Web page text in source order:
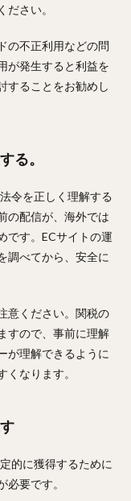
さい。
の不正利用などの問
が発生すると利益を
することをお勧めし
る。
令を正しく理解する
の配信が、海外では
です。ECサイトの運
調べてから、安全に
意ください。関税の
すので、事前に理解
が理解できるように
なります。
的に獲得するために
要です。